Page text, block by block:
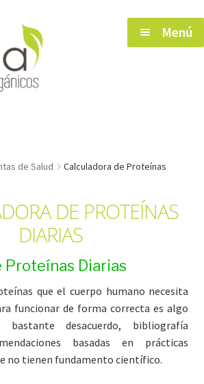
Menú
de Salud
Calculadora de Proteínas
DE PROTEÍNAS
DIARIAS
Proteínas Diarias
que el cuerpo humano necesita
funcionar de forma correcta es algo
bastante desacuerdo, bibliografía
basadas en prácticas
no tienen fundamento científico.